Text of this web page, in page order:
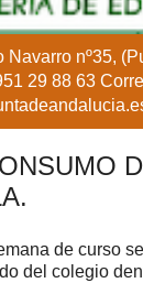
Navarro nº35,
29 88 63
de curso
del colegio